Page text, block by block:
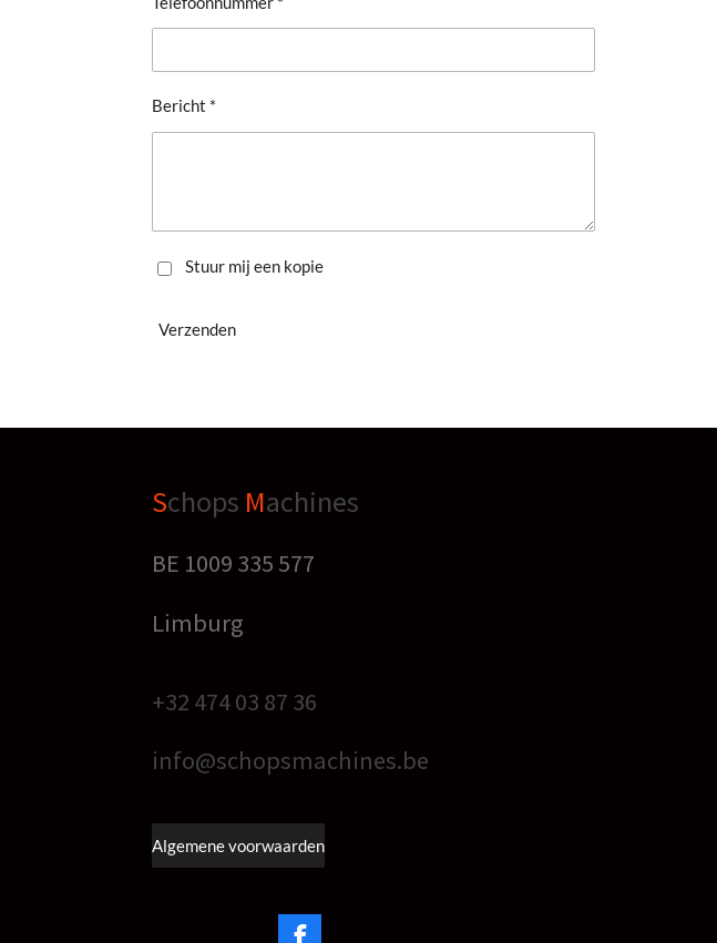
Bericht *
Stuur mij een kopie
Verzenden
Schops Machines
BE 1009 335 577
Limburg
+32 474 03 87 36
info@schopsmachines.be
Algemene voorwaarden